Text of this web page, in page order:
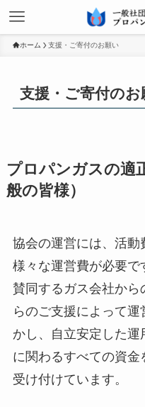
ホーム 支援・ご寄付のお願い
支援・ご寄付のお
プロパンガスの適
般の皆様）
協会の運営には、活動
様々な運営費が必要
賛同するガス会社か
らのご支援によって
かし、自立安定した
に関わるすべての資金
受け付けています。